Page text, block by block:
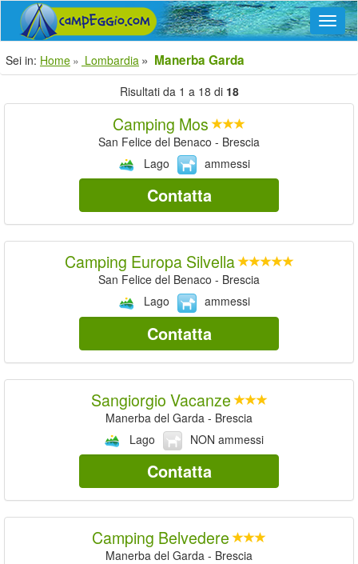
Sei in: Home Lombardia Manerba Garda
Risultati da 1 a 18 di 18
Camping Mos
San Felice del Benaco - Brescia
Lago
ammessi
Contatta
Camping Europa Silvella
San Felice del Benaco - Brescia
Lago
ammessi
Contatta
Sangiorgio Vacanze
Manerba del Garda - Brescia
Lago
NON ammessi
Contatta
Camping Belvedere
Manerba del Garda - Brescia